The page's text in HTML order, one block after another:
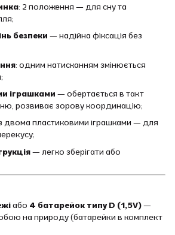
: 2 положення — для сну та
безпеки — надійна фіксація без
: одним натисканням змінюється
іграшками — обертається в такт
розвиває зорову координацію;
двома пластиковими іграшками — для
— легко зберігати або
або 4 батарейок типу D (1,5V)—
на природу (батарейки в комплект